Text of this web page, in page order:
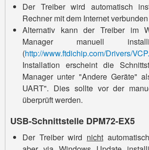
Der Treiber wird automatisch
Rechner mit dem Internet
Alternativ kann der Treiber im
Manager manuell
(http://www.ftdichip.com/Drivers/
Installation erscheint die
Manager unter "Andere Geräte"
UART". Dies sollte vor der
überprüft werden.
USB-Schnittstelle DPM72-EX5
Der Treiber wird nicht